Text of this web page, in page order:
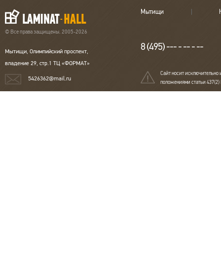
© Все права защищены. 2005-2026
Мытищи, Олимпийский проспект,
владение 29, стр.1 ТЦ «ФОРМАТ»
5426362@mail.ru
Мытищи
8 (495) --- - -- - --
Сайт носит исключительно
положениями статьи